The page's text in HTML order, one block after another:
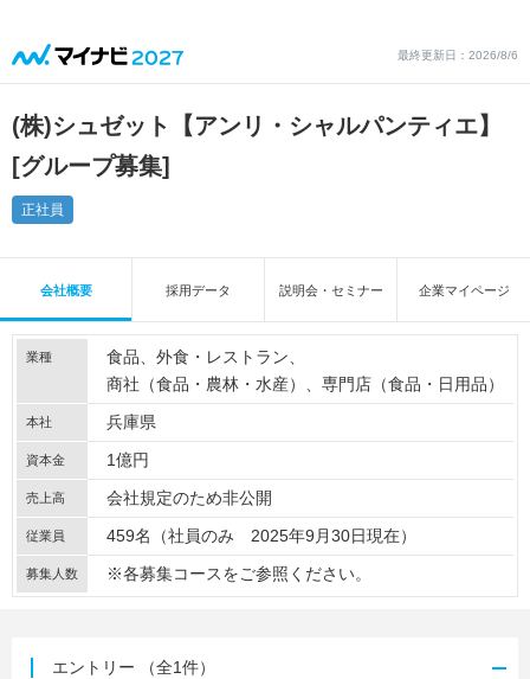
最終更新日：2026/8/6
(株)シュゼット【アンリ・シャルパンティエ】
[グループ募集]
正社員
会社概要 採用データ 説明会・セミナー 企業マイページ
業種 食品
外食・レストラン
商社（食品・農林・水産）
専門店（食品・日用品）
本社 兵庫県
資本金 1億円
売上高 会社規定のため非公開
従業員 459名（社員のみ 2025年9月30日現在）
募集人数 ※各募集コースをご参照ください。
エントリー （全1件）